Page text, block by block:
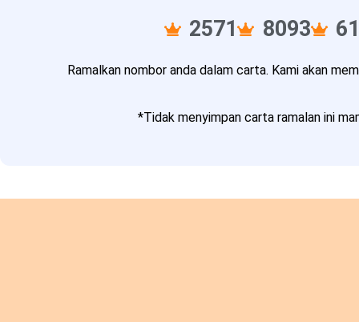
2571
8093
Ramalkan nombor anda dalam carta. Kami akan
*Tidak menyimpan carta ramalan ini